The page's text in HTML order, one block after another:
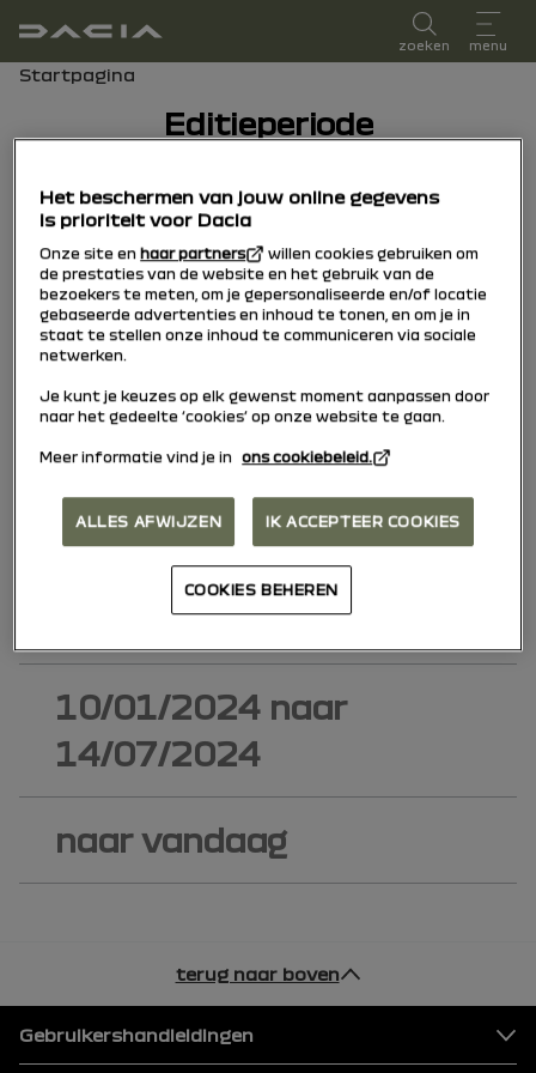
Gebruikershandleiding
zoeken menu
broodkruimelnavigatie
Startpagina
Editieperiode
Selecteer de editieperiode die overeenkomt
met de datum van de eerste inschrijving van
uw voertuig.
30/01/2026naar vandaag
naar
29/01/2026
15/07/2024naar
12/01/2025
10/01/2024 naar
14/07/2024
naar vandaag
terug naar boven
Voettekst
Gebruikershandleidingen
Het beschermen van jouw online gegevens
is prioriteit voor Dacia
Onze site enhaar partners
willen cookies gebruiken om
de prestaties van de website en het gebruik van de
bezoekers te meten, om je gepersonaliseerde en/of locatie
gebaseerde advertenties en inhoud te tonen, en om je in
staat te stellen onze inhoud te communiceren via sociale
netwerken.
Je kunt je keuzes op elk gewenst moment aanpassen door
naar het gedeelte ‘cookies’ op onze website te gaan.
Meer informatie vind je in ons cookiebeleid.
ALLES AFWIJZEN IK ACCEPTEER COOKIES
COOKIES BEHEREN